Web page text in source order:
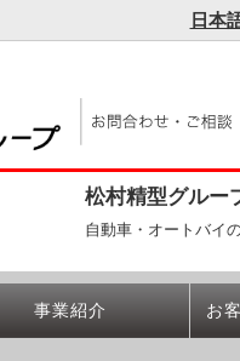
日本
松村精型グルー
自動車・オートバイ
事業紹介 お